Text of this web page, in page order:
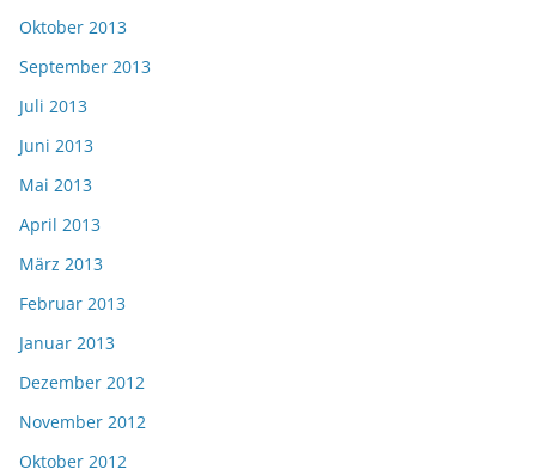
Oktober 2013
September 2013
Juli 2013
Juni 2013
Mai 2013
April 2013
März 2013
Februar 2013
Januar 2013
Dezember 2012
November 2012
Oktober 2012